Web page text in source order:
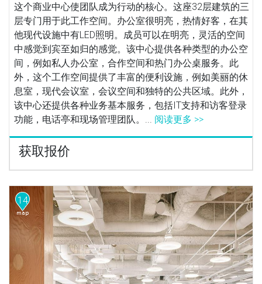
这个商业中心使团队成为行动的核心。这座32层建筑的三
层专门用于此工作空间。办公室很明亮，热情好客，在其
他现代设施中有LED照明。成员可以在明亮，灵活的空间
中感觉到宾至如归的感觉。该中心提供各种类型的办公空
间，例如私人办公室，合作空间和热门办公桌服务。此
外，这个工作空间提供了丰富的便利设施，例如美丽的休
息室，现代会议室，会议空间和独特的公共区域。此外，
该中心还提供各种业务基本服务，包括IT支持和访客登录
功能，电话亭和现场管理团队。... 阅读更多 >>
获取报价
14